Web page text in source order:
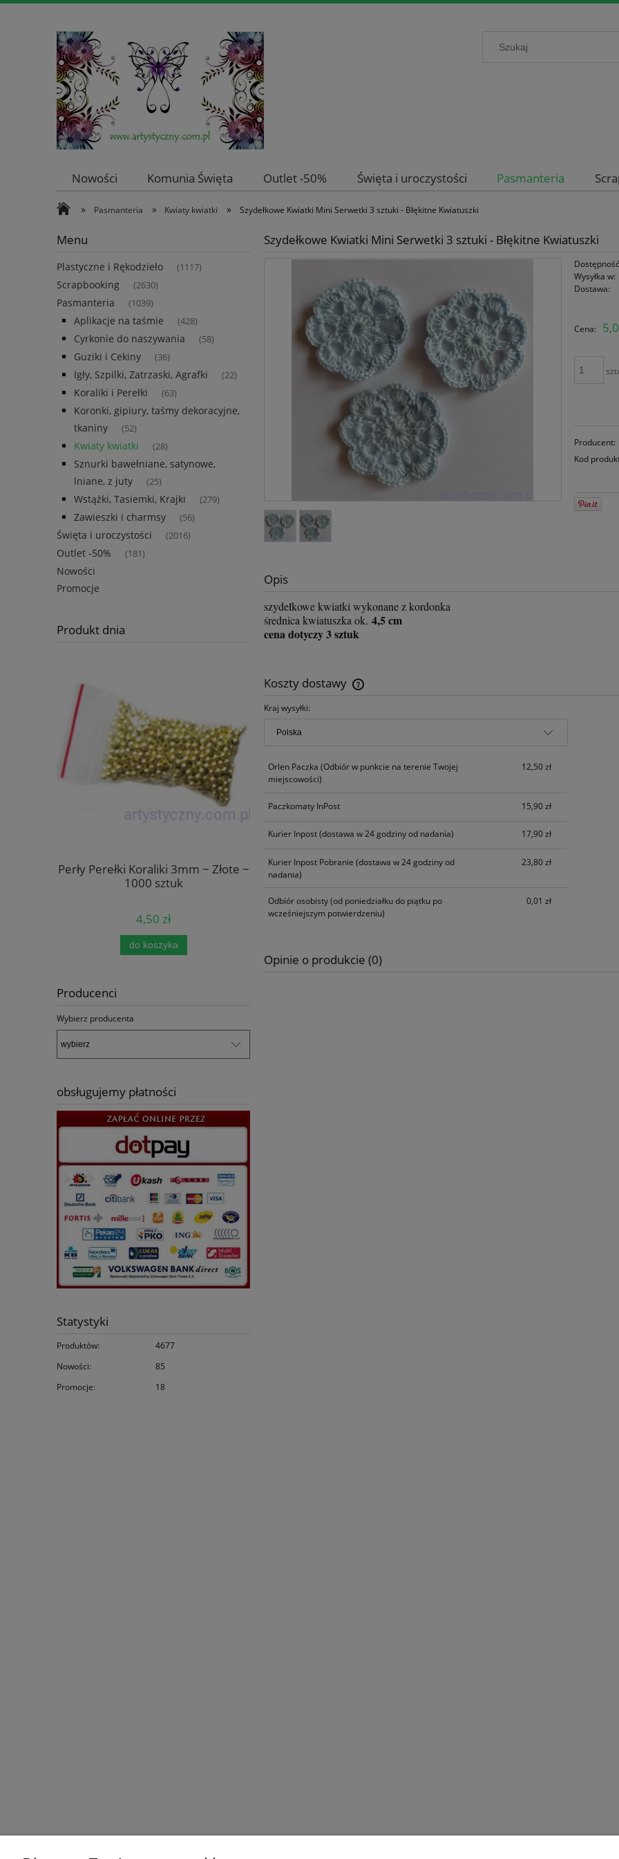
Nowości Komunia Święta Outlet -50% Święta i uroczystości Pasmanteria
» Pasmanteria » Kwiaty kwiatki » Szydełkowe Kwiatki Mini Serwetki 3 sztuki - Błękitne Kwiatuszki
Menu
Plastyczne i Rękodzieło (1117)
Scrapbooking (2630)
Pasmanteria (1039)
Aplikacje na taśmie (428)
Cyrkonie do naszywania (58)
Guziki i Cekiny (36)
Igły, Szpilki, Zatrzaski, Agrafki (22)
Koraliki i Perełki (63)
Koronki, gipiury, taśmy dekoracyjne,
tkaniny
(52)
Kwiaty kwiatki (28)
Sznurki bawełniane, satynowe,
lniane, z juty
(25)
Wstążki, Tasiemki, Krajki (279)
Zawieszki i charmsy (56)
Święta i uroczystości (2016)
Outlet -50% (181)
Nowości
Promocje
Produkt dnia
Perły Perełki Koraliki 3mm ~ Złote ~
1000 sztuk
4,50 zł
do koszyka
Naklejki Ozdobne - Zawijasy
Narożniki 1314 - srebrne
3,50 zł
Woreczki foliowe Folijki Foliówki
sztuk
Producenci
Wybierz producenta
obsługujemy płatności
Statystyki
Produktów:
4677
Nowości:
85
Promocje:
18
Szydełkowe Kwiatki Mini Serwetki 3 sztuki - Błękitne Kwiatuszki
Wysyłka w:
Dostawa:
Cena:
Producent:
Kod
Opis
szydełkowe kwiatki wykonane z kordonka
średnica kwiatuszka ok. 4,5 cm
cena dotyczy 3 sztuk
Koszty dostawy
Kraj wysyłki:
Orlen Paczka (Odbiór w punkcie na terenie Twojej
miejscowości)
12,50 zł
Paczkomaty InPost 15,90 zł
Kurier Inpost(dostawa w 24 godziny od nadania) 17,90 zł
Kurier Inpost Pobranie (dostawa w 24 godziny od
nadania)
23,80 zł
Odbiór osobisty(od poniedziałku do piątku po
wcześniejszym potwierdzeniu)
0,01 zł
Opinie o produkcie (0)